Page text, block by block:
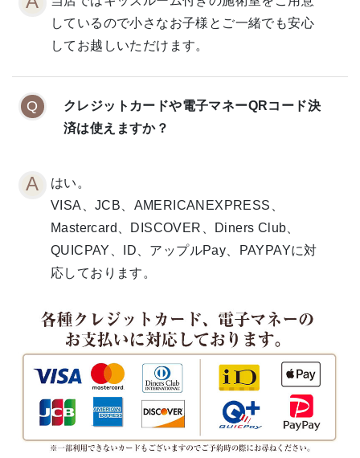
しているので小さなお子様とご一緒でも安心
してお越しいただけます。
クレジットカードや電子マネーQRコード決
済は使えますか？
はい。
VISA、JCB、AMERICANEXPRESS、
Mastercard、DISCOVER、Diners Club、
QUICPAY、ID、アップルPay、PAYPAYに対
応しております。